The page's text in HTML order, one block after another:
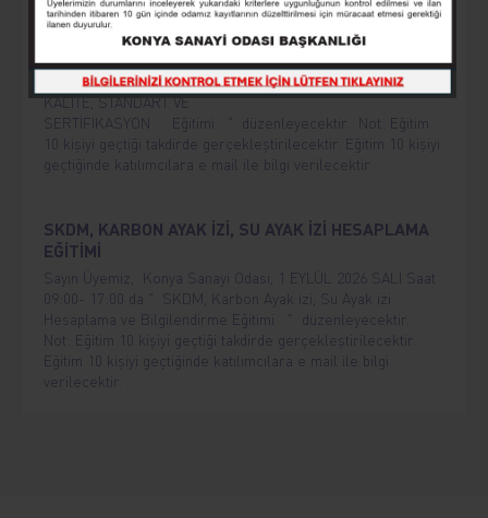
GIDA ÜRETİMİNDE: KALİTE, STANDART VE
SERTİFİKASYON
Sayın Üyemiz, Konya Sanayi Odası, 26 AĞUSTOS 2026
ÇARŞAMBA Saat 09:00- 17:00 da " GIDA ÜRETİMİNDE;
KALİTE, STANDART VE
SERTİFİKASYON Eğitimi " düzenleyecektir. Not: Eğitim
10 kişiyi geçtiği takdirde gerçekleştirilecektir. Eğitim 10 kişiyi
geçtiğinde katılımcılara e mail ile bilgi verilecektir.
SKDM, KARBON AYAK İZİ, SU AYAK İZİ HESAPLAMA
EĞİTİMİ
Sayın Üyemiz, Konya Sanayi Odası, 1 EYLÜL 2026 SALI Saat
09:00- 17:00 da " SKDM, Karbon Ayak izi, Su Ayak izi
Hesaplama ve Bilgilendirme Eğitimi " düzenleyecektir.
Not: Eğitim 10 kişiyi geçtiği takdirde gerçekleştirilecektir.
Eğitim 10 kişiyi geçtiğinde katılımcılara e mail ile bilgi
verilecektir.